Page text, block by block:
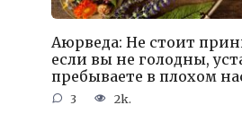
Аюрведа: Не стоит
если вы не голодны,
пребываете в плохом
3 2k.